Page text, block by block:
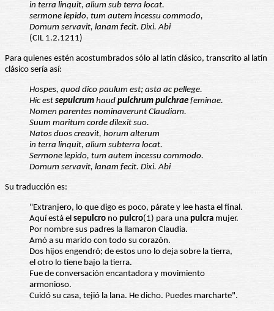
in terra linquit, alium sub terra locat.
sermone lepido, tum autem incessu commodo,
Domum servavit, lanam fecit. Dixi. Abi
(CIL 1.2.1211)
Para quienes estén acostumbrados sólo al latín clásico, transcrito al latín
clásico sería así:
Hospes, quod dico paulum est; asta ac pellege.
Hic est sepulcrum haud pulchrum pulchrae feminae.
Nomen parentes nominaverunt Claudiam.
Suum maritum corde dilexit suo.
Natos duos creavit, horum alterum
in terra linquit, alium subterra locat.
Sermone lepido, tum autem incessu commodo.
Domum servavit, lanam fecit. Dixi. Abi
Su traducción es:
"Extranjero, lo que digo es poco, párate y lee hasta el final.
Aquí está el sepulcro no pulcro(1) para una pulcra mujer.
Por nombre sus padres la llamaron Claudia.
Amó a su marido con todo su corazón.
Dos hijos engendró; de estos uno lo deja sobre la tierra,
el otro lo tiene bajo la tierra.
Fue de conversación encantadora y movimiento
armonioso.
Cuidó su casa, tejió la lana. He dicho. Puedes marcharte".